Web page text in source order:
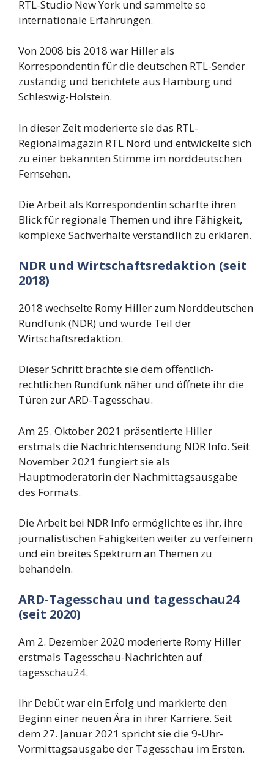
RTL-Studio New York und sammelte so
internationale Erfahrungen.
Von 2008 bis 2018 war Hiller als
Korrespondentin für die deutschen RTL-Sender
zuständig und berichtete aus Hamburg und
Schleswig-Holstein.
In dieser Zeit moderierte sie das RTL-
Regionalmagazin RTL Nord und entwickelte sich
zu einer bekannten Stimme im norddeutschen
Fernsehen.
Die Arbeit als Korrespondentin schärfte ihren
Blick für regionale Themen und ihre Fähigkeit,
komplexe Sachverhalte verständlich zu erklären.
NDR und Wirtschaftsredaktion (seit
2018)
2018 wechselte Romy Hiller zum Norddeutschen
Rundfunk (NDR) und wurde Teil der
Wirtschaftsredaktion.
Dieser Schritt brachte sie dem öffentlich-
rechtlichen Rundfunk näher und öffnete ihr die
Türen zur ARD-Tagesschau.
Am 25. Oktober 2021 präsentierte Hiller
erstmals die Nachrichtensendung NDR Info. Seit
November 2021 fungiert sie als
Hauptmoderatorin der Nachmittagsausgabe
des Formats.
Die Arbeit bei NDR Info ermöglichte es ihr, ihre
journalistischen Fähigkeiten weiter zu verfeinern
und ein breites Spektrum an Themen zu
behandeln.
ARD-Tagesschau und tagesschau24
(seit 2020)
Am 2. Dezember 2020 moderierte Romy Hiller
erstmals Tagesschau-Nachrichten auf
tagesschau24.
Ihr Debüt war ein Erfolg und markierte den
Beginn einer neuen Ära in ihrer Karriere. Seit
dem 27. Januar 2021 spricht sie die 9-Uhr-
Vormittagsausgabe der Tagesschau im Ersten.